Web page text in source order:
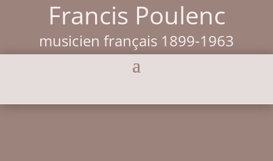
Francis Poulenc
musicien français 1899-1963